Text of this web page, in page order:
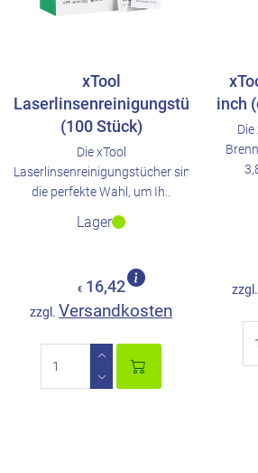
xTool
Laserlinsenreinigungstücher
(100 Stück)
Die xTool
Laserlinsenreinigungstücher sind
die perfekte Wahl, um Ih..
Lager
€ 16,42
zzgl. Versandkosten
inch
zzgl.